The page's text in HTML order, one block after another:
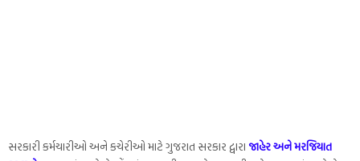
સરકારી કર્મચારીઓ અને કચેરીઓ માટે ગુજરાત સરકાર દ્વારાજાહેર અને મરજિયાત